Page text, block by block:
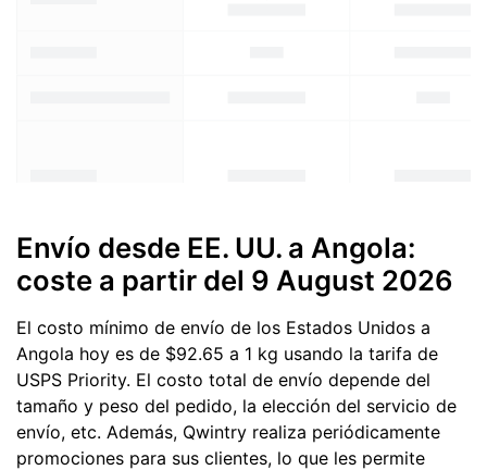
Envío desde EE. UU. a Angola:
coste a partir del 9 August 2026
El costo mínimo de envío de los Estados Unidos a
Angola hoy es de $92.65 a 1 kg usando la tarifa de
USPS Priority. El costo total de envío depende del
tamaño y peso del pedido, la elección del servicio de
envío, etc. Además, Qwintry realiza periódicamente
promociones para sus clientes, lo que les permite